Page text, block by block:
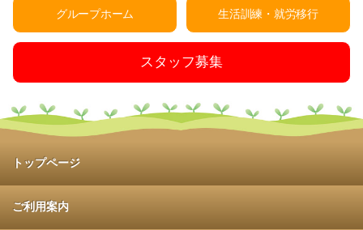
グループホーム 生活訓練・就労移行
スタッフ募集
トップページ
ご利用案内